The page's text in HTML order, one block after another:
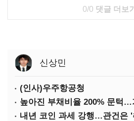
0/0 댓글 더보기
신상민
(인사)우주항공청